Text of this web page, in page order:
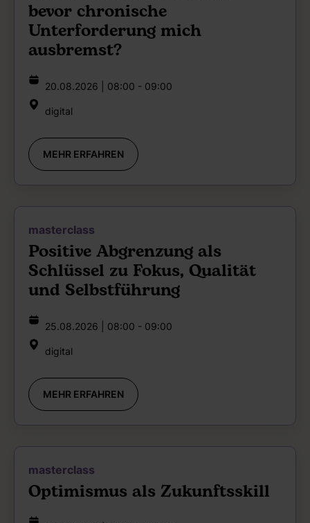
bevor chronische
Unterforderung mich
ausbremst?
20.08.2026 | 08:00 - 09:00
digital
MEHR ERFAHREN
masterclass
Positive Abgrenzung als
Schlüssel zu Fokus, Qualität
und Selbstführung
25.08.2026 | 08:00 - 09:00
digital
MEHR ERFAHREN
masterclass
Optimismus als Zukunftsskill